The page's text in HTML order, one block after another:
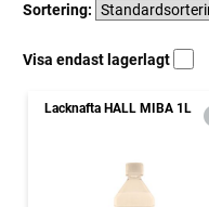
Sortering:
Visa endast lagerlagt
Lacknafta HALL MIBA 1L